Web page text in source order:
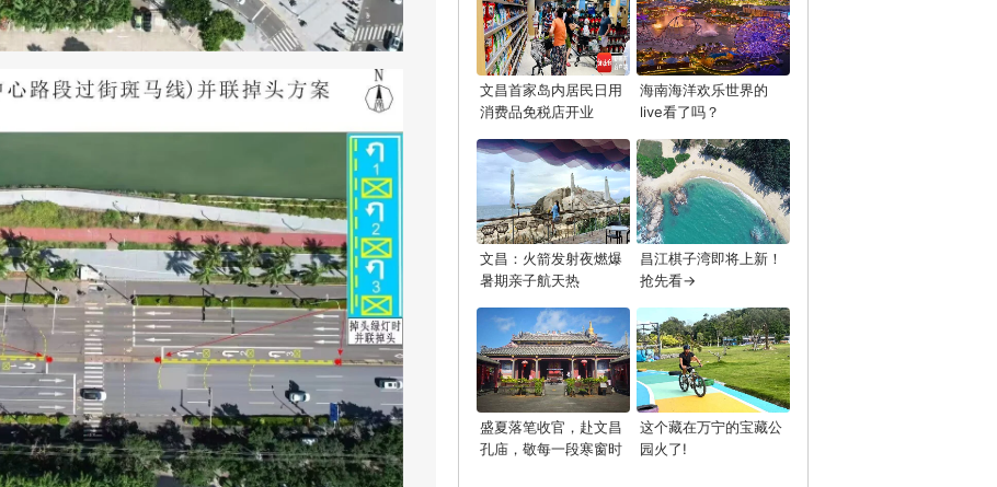
文昌首家岛内居民日用
消费品免税店开业
海南海洋欢乐世界的
live看了吗？
文昌：火箭发射夜燃爆
暑期亲子航天热
昌江棋子湾即将上新！
抢先看→
盛夏落笔收官，赴文昌
孔庙，敬每一段寒窗时
这个藏在万宁的宝藏公
园火了!